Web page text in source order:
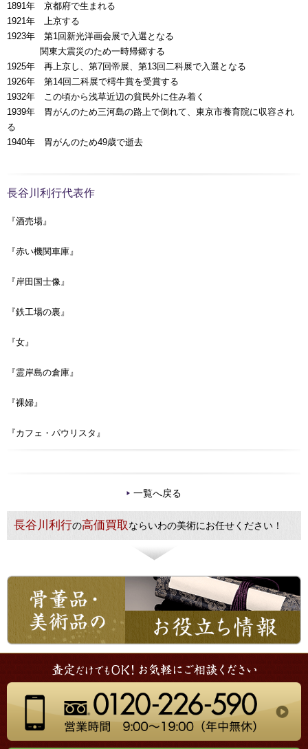
1891年 京都府で生まれる
1921年 上京する
1923年 第1回新光洋画会展で入選となる
関東大震災のため一時帰郷する
1925年 再上京し、第7回帝展、第13回二科展で入選となる
1926年 第14回二科展で樗牛賞を受賞する
1932年 この頃から浅草近辺の貧民外に住み着く
1939年 胃がんのため三河島の路上で倒れて、東京市養育院に収容され
る
1940年 胃がんのため49歳で逝去
長谷川利行代表作
『酒売場』
『赤い機関車庫』
『岸田国士像』
『鉄工場の裏』
『女』
『霊岸島の倉庫』
『裸婦』
『カフェ・パウリスタ』
一覧へ戻る
長谷川利行の高価買取ならいわの美術にお任せください！